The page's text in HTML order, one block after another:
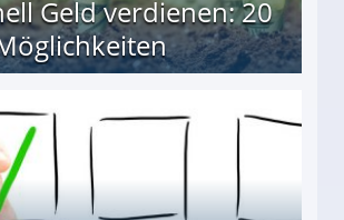
Geld verdienen: 20